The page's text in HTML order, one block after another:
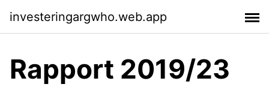
investeringargwho.web.app
Rapport 2019/23